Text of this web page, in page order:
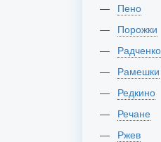
Пено
Порожки
Радченко
Рамешки
Редкино
Речане
Ржев